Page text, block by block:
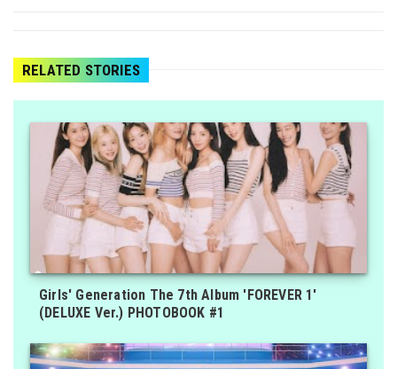
RELATED STORIES
Girls' Generation The 7th Album 'FOREVER 1'
(DELUXE Ver.) PHOTOBOOK #1